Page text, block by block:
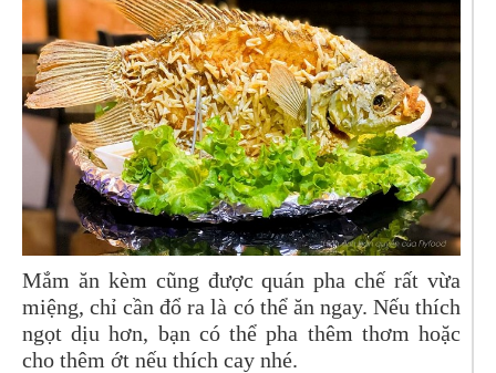
Mắm ăn kèm cũng được quán pha chế rất vừa
miệng, chỉ cần đổ ra là có thể ăn ngay. Nếu thích
ngọt dịu hơn, bạn có thể pha thêm thơm hoặc
cho thêm ớt nếu thích cay nhé.